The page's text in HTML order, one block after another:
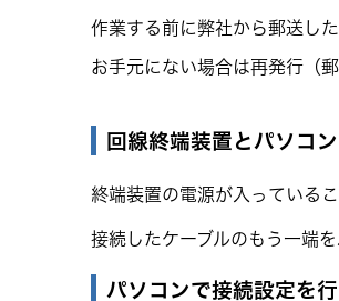
作業する前に弊社から郵送し
お手元にない場合は再発行（
回線終端装置とパソコ
終端装置の電源が入っている
接続したケーブルのもう一端
パソコンで接続設定を行